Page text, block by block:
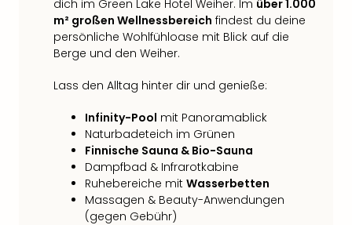
dich im Green Lake Hotel Weiher. Im über 1.000
m² großen Wellnessbereich findest du deine
persönliche Wohlfühloase mit Blick auf die
Berge und den Weiher.
Lass den Alltag hinter dir und genieße:
Infinity-Pool mit Panoramablick
Naturbadeteich im Grünen
Finnische Sauna & Bio-Sauna
Dampfbad & Infrarotkabine
Ruhebereiche mit Wasserbetten
Massagen & Beauty-Anwendungen
(gegen Gebühr)